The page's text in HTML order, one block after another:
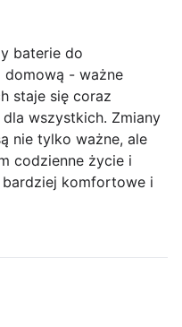
baterie do
domową - ważne
staje się coraz
wszystkich. Zmiany
nie tylko ważne, ale
codzienne życie i
komfortowe i